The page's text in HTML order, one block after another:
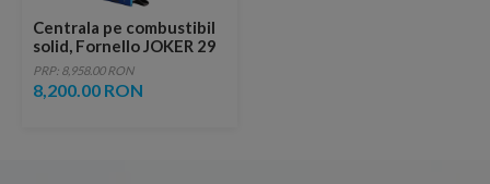
Centrala pe combustibil
solid, Fornello JOKER 29
kW, cu Automatizare
PRP: 8,958.00 RON
8,200.00 RON